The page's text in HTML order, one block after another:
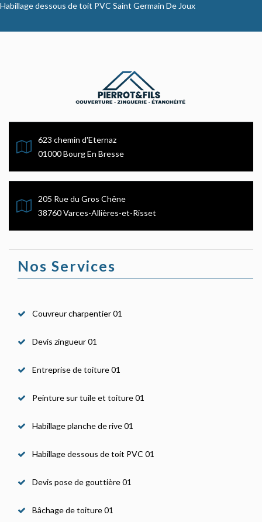
Habillage dessous de toit PVC Saint Germain De Joux
623 chemin d'Eternaz
01000 Bourg En Bresse
205 Rue du Gros Chêne
38760 Varces-Allières-et-Risset
Nos Services
Couvreur charpentier 01
Devis zingueur 01
Entreprise de toiture 01
Peinture sur tuile et toiture 01
Habillage planche de rive 01
Habillage dessous de toit PVC 01
Devis pose de gouttière 01
Bâchage de toiture 01